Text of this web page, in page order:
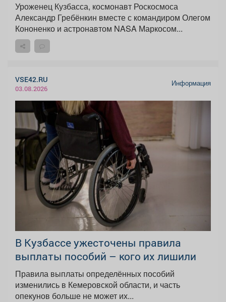
Уроженец Кузбасса, космонавт Роскосмоса
Александр Гребёнкин вместе с командиром Олегом
Кононенко и астронавтом NASA Маркосом...
VSE42.RU
03.08.2026
Информация
В Кузбассе ужесточены правила
выплаты пособий – кого их лишили
Правила выплаты определённых пособий
изменились в Кемеровской области, и часть
опекунов больше не может их...